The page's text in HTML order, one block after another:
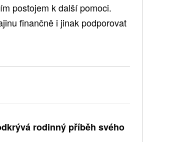
postojem k další pomoci.
finančně i jinak podporovat
rodinný příběh svého